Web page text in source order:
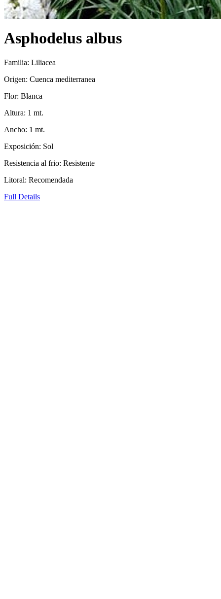
Asphodelus albus
Familia: Liliacea
Origen: Cuenca mediterranea
Flor: Blanca
Altura: 1 mt.
Ancho: 1 mt.
Exposición: Sol
Resistencia al frio: Resistente
Litoral: Recomendada
Full Details